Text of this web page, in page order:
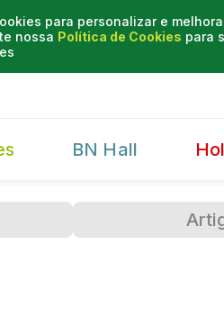
para personalizar e
nossa Política de Cookies para
BN Hall